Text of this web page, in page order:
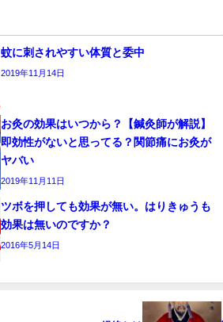
蚊に刺されやすい体質と委中
2019年11月14日
お灸の効果はいつから？【鍼灸師が解説】
即効性がないと思ってる？関節痛にお灸が
ヤバい
2019年11月11日
ツボを押しても効果が無い。はりきゅうも
効果は無いのですか？
2016年5月14日